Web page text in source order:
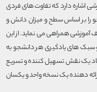
اشاره دارد که تفاوت های فردی
را بر اساس سطح و میزان دانش و
همراهی می نماید. از این
و سبک های یادگیری هر دانشجو به
یک نقش تسهیل کننده و تسریع
دهنده یک نسخه واحد و یکسان